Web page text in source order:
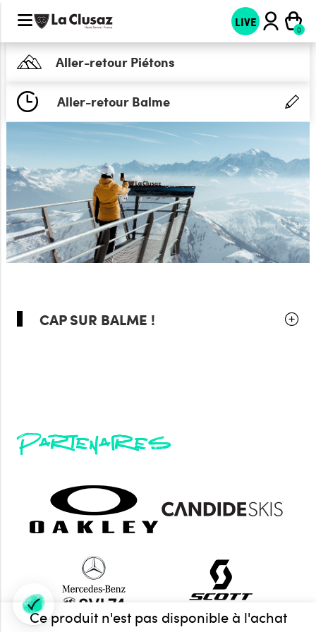
LIVE
Aller-retour Piétons
Aller-retour Balme
CAP SUR BALME !
Ce produit n'est pas disponible à l'achat
Partenaires